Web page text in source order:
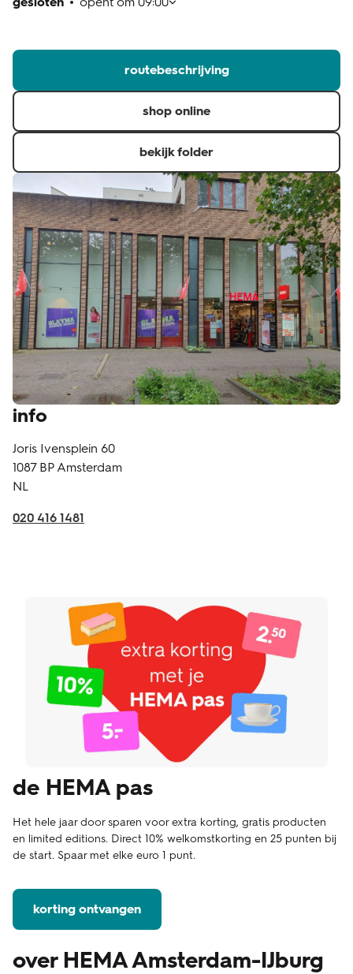
routebeschrijving
shop online
bekijk folder
info
Joris Ivensplein 60
1087 BP Amsterdam
NL
020 416 1481
de HEMA pas
Het hele jaar door sparen voor extra korting, gratis producten
en limited editions. Direct 10% welkomstkorting en 25 punten bij
de start. Spaar met elke euro 1 punt.
korting ontvangen
over HEMA Amsterdam-IJburg